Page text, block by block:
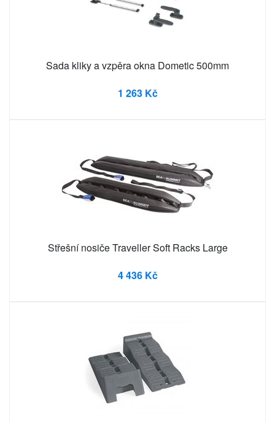
Sada kliky a vzpěra okna Dometic 500mm
1 263 Kč
Střešní nosiče Traveller Soft Racks Large
4 436 Kč